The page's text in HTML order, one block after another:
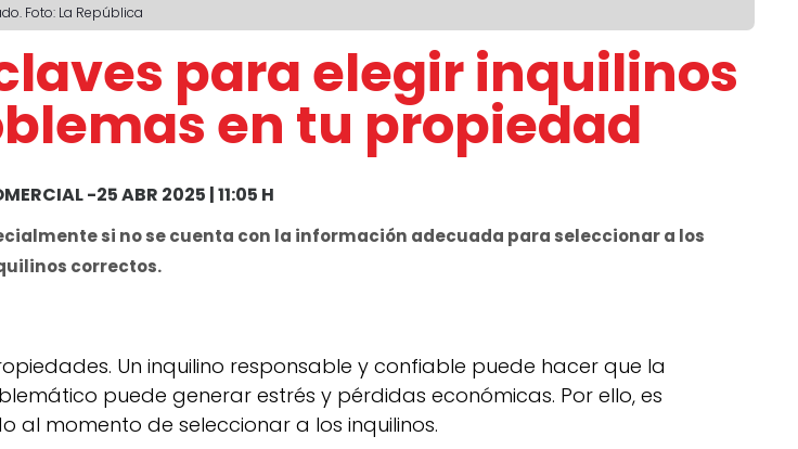
Foto: La República
para elegir inquilinos
en tu propiedad
-25 ABR 2025 | 11:05 H
si no se cuenta con la información adecuada para seleccionar a los
correctos.
Un inquilino responsable y confiable puede hacer que la
puede generar estrés y pérdidas económicas. Por ello, es
momento de seleccionar a los inquilinos.